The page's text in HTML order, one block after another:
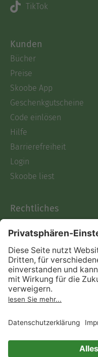
TikTok
Kunden
Bücher
Preise
Skoobe App
Geschenkgutscheine
Code einlösen
Hilfe
Barrierefreiheit
Login
Skoobe liest
Rechtliches
AGB
Informationen nach
Act
Verträge hier kündigen
Impressum